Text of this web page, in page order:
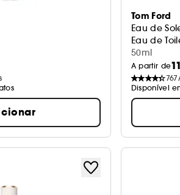
Tom Ford
Eau de
Eau de
50ml
A partir de
767
Disponível